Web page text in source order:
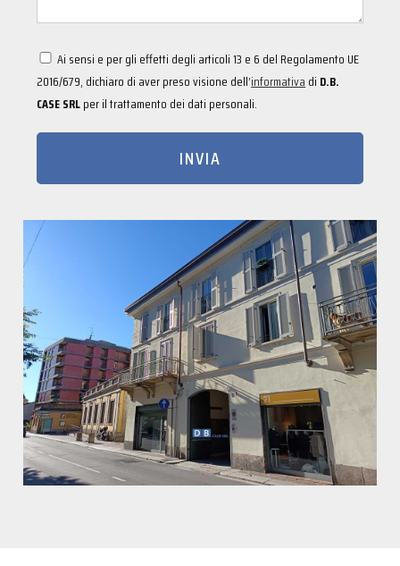
Ai sensi e per gli effetti degli articoli 13 e 6 del Regolamento UE
2016/679, dichiaro di aver preso visione dell’informativa di D.B.
CASE SRLper il trattamento dei dati personali.